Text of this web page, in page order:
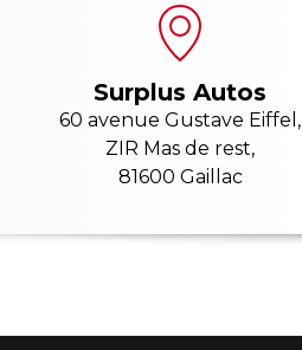
Surplus Autos
60 avenue Gustave Eiffel,
ZIR Mas de rest,
81600 Gaillac